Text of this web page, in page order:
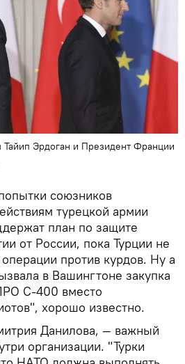
Эрдоган и Президент Франции
союзников
турецкой армии
план по защите
от России, пока Турции не
против курдов. Ну а
в Вашингтоне закупка
С-400 вместо
хорошо известно.
Данилова, — важный
организации. "Турки